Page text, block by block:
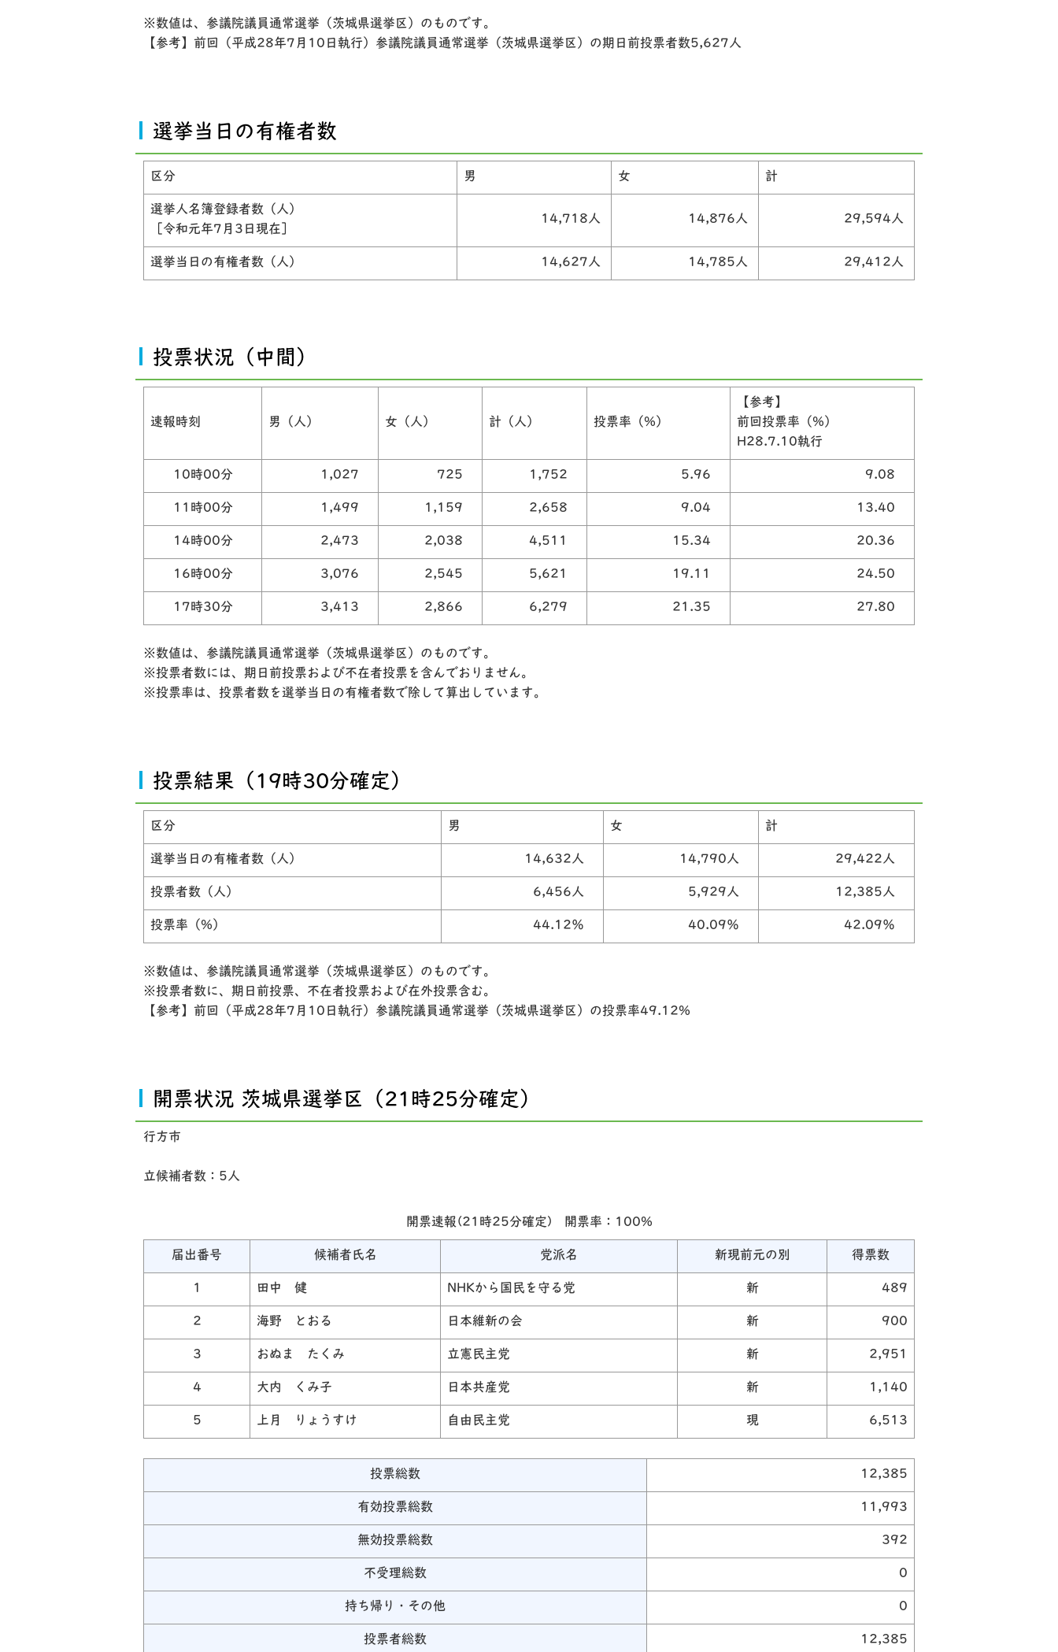
※数値は、参議院議員通常選挙（茨城県選挙区）のものです。
【参考】前回（平成28年7月10日執行）参議院議員通常選挙（茨城県選挙区）の期日前投票者数5,627人
選挙当日の有権者数
区分 男 女 計
選挙人名簿登録者数（人）
［令和元年7月3日現在］
14,718人 14,876人 29,594人
選挙当日の有権者数（人） 14,627人 14,785人 29,412人
投票状況（中間）
速報時刻 男（人） 女（人） 計（人） 投票率（%）
【参考】
前回投票率（%）
H28.7.10執行
10時00分 1,027 725 1,752 5.96 9.08
11時00分 1,499 1,159 2,658 9.04 13.40
14時00分 2,473 2,038 4,511 15.34 20.36
16時00分 3,076 2,545 5,621 19.11 24.50
17時30分 3,413 2,866 6,279 21.35 27.80
※数値は、参議院議員通常選挙（茨城県選挙区）のものです。
※投票者数には、期日前投票および不在者投票を含んでおりません。
※投票率は、投票者数を選挙当日の有権者数で除して算出しています。
投票結果（19時30分確定）
区分 男 女 計
選挙当日の有権者数（人） 14,632人 14,790人 29,422人
投票者数（人） 6,456人 5,929人 12,385人
投票率（%） 44.12％ 40.09％ 42.09％
※数値は、参議院議員通常選挙（茨城県選挙区）のものです。
※投票者数に、期日前投票、不在者投票および在外投票含む。
【参考】前回（平成28年7月10日執行）参議院議員通常選挙（茨城県選挙区）の投票率49.12%
開票状況 茨城県選挙区（21時25分確定）
行方市
立候補者数：5人
開票速報(21時25分確定) 開票率：100%
届出番号 候補者氏名 党派名 新現前元の別 得票数
1 田中 健 NHKから国民を守る党 新 489
2 海野 とおる 日本維新の会 新 900
3 おぬま たくみ 立憲民主党 新 2,951
4 大内 くみ子 日本共産党 新 1,140
5 上月 りょうすけ 自由民主党 現 6,513
投票総数 12,385
有効投票総数 11,993
無効投票総数 392
不受理総数 0
持ち帰り・その他 0
投票者総数 12,385